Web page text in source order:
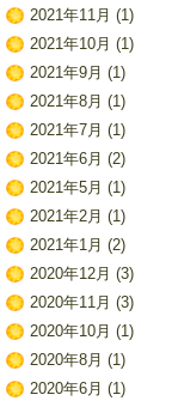
2021年11月 (1)
2021年10月 (1)
2021年9月 (1)
2021年8月 (1)
2021年7月 (1)
2021年6月 (2)
2021年5月 (1)
2021年2月 (1)
2021年1月 (2)
2020年12月 (3)
2020年11月 (3)
2020年10月 (1)
2020年8月 (1)
2020年6月 (1)